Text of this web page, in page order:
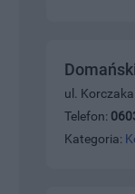
ul.
Telefon:
Kategoria: